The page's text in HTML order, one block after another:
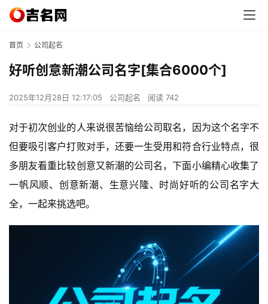
首页 公司起名
好听创意新潮公司名字[集合6000个]
2025年12月28日 12:17:05 公司起名 阅读 742
对于初次创业的人来说很苦恼给公司取名，因为这个名字不
但要吸引客户打败对手，还要一生受用和符合行业特点，很
多朋友看重比较创意又新潮的公司名，下面小编精心收集了
一帆风顺、创意新潮、生意兴隆、时尚好听的公司名字大
全，一起来挑选吧。